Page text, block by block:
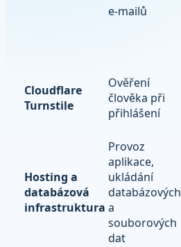
e-mailů
Cloudflare
Turnstile
Ověření
člověka při
přihlášení
Hosting a
databázová
infrastruktura
Provoz
aplikace,
ukládání
databázových
a
souborových
dat